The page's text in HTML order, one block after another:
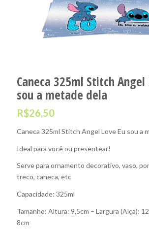
Caneca 325ml Stitch Angel
sou a metade dela
R$26,50
Caneca 325ml Stitch Angel Love Eu sou a
Ideal para você ou presentear!
Serve para ornamento decorativo, vaso,
treco, caneca, etc
Capacidade: 325ml
Tamanho: Altura: 9,5cm – Largura (Alça):
8cm